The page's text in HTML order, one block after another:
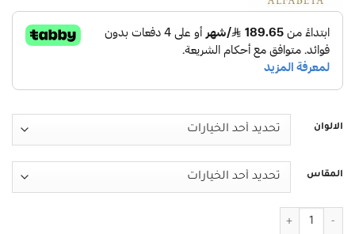
الالوان
المقاس